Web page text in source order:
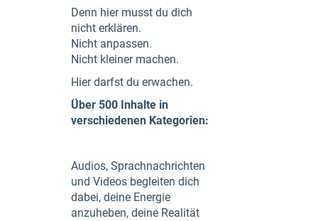
Denn hier musst du dich
nicht erklären.
Nicht anpassen.
Nicht kleiner machen.
Hier darfst du erwachen.
Über 500 Inhalte in
verschiedenen Kategorien:
Audios, Sprachnachrichten
und Videos begleiten dich
dabei, deine Energie
anzuheben, deine Realität